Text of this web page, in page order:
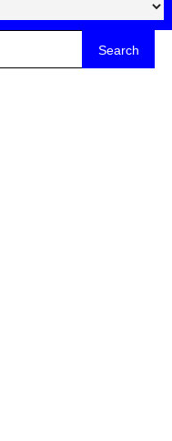
Search